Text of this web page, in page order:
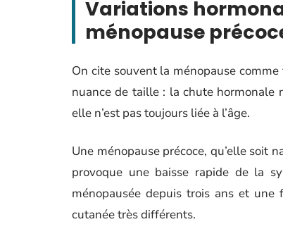
Variations
ménopause
On cite souvent la ménopause
nuance de taille : la chute hormonale
elle n’est pas toujours liée à l’âge.
Une ménopause précoce, qu’elle soit
provoque une baisse rapide de la
ménopausée depuis trois ans et
cutanée très différents.